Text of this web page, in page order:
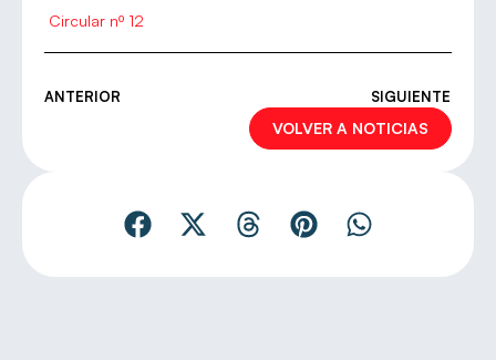
Circular nº 12
ANTERIOR SIGUIENTE
VOLVER A NOTICIAS